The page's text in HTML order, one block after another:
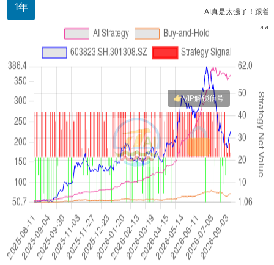
1年
AI真是太强了！跟着策
44.2的